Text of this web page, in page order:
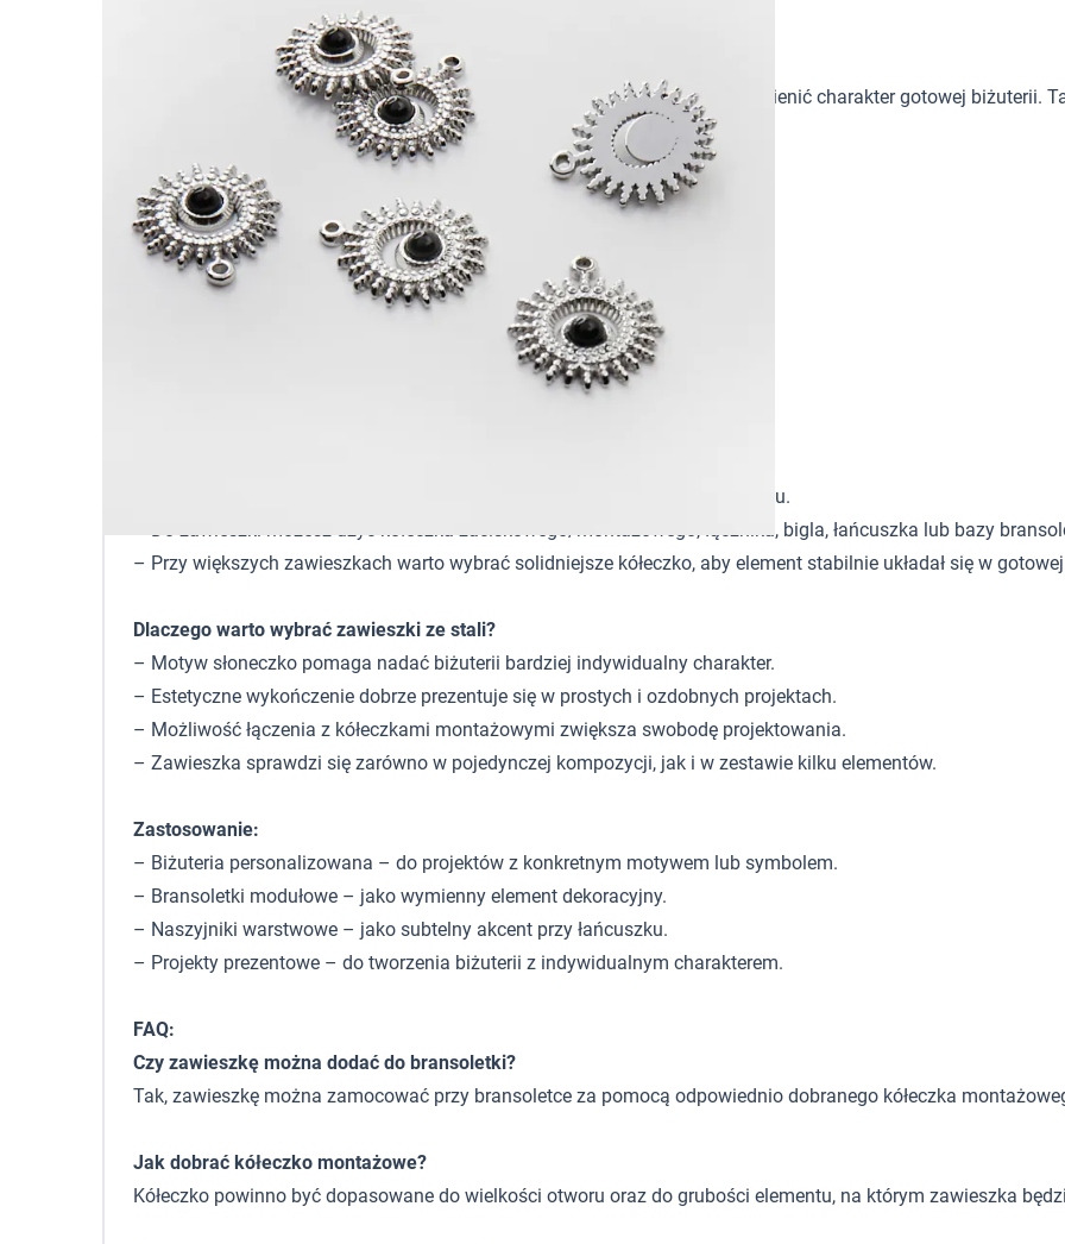
Zawieszka ze stali słoneczko z onyksem 20,5mm
Zawieszka ze stali chirurgicznej to niewielki element, który potrafi mocno zmienić charakter gotowej biżuterii.
naszyjniku, bransoletce lub kolczykach.
Charakterystyka:
Rodzaj:zawieszka
Materiał:stal chirurgiczna 316L
czarny, srebrny
– Otwór 1 mm pozwala dobrać kółeczko montażowe odpowiednie do projektu.
– Do zawieszki możesz użyć kółeczka zaciskowego/montażowego, łącznika, bigla, łańcuszka lub bazy
– Przy większych zawieszkach warto wybrać solidniejsze kółeczko, aby element stabilnie układał się w
Dlaczego warto wybrać zawieszki ze stali?
– Motyw słoneczko pomaga nadać biżuterii bardziej indywidualny charakter.
– Estetyczne wykończenie dobrze prezentuje się w prostych i ozdobnych projektach.
– Możliwość łączenia z kółeczkami montażowymi zwiększa swobodę projektowania.
– Zawieszka sprawdzi się zarówno w pojedynczej kompozycji, jak i w zestawie kilku elementów.
Zastosowanie:
– Biżuteria personalizowana – do projektów z konkretnym motywem lub symbolem.
– Bransoletki modułowe – jako wymienny element dekoracyjny.
– Naszyjniki warstwowe – jako subtelny akcent przy łańcuszku.
– Projekty prezentowe – do tworzenia biżuterii z indywidualnym charakterem.
FAQ:
Czy zawieszkę można dodać do bransoletki?
Tak, zawieszkę można zamocować przy bransoletce za pomocą odpowiednio dobranego kółeczka
Jak dobrać kółeczko montażowe?
Kółeczko powinno być dopasowane do wielkości otworu oraz do grubości elementu, na którym zawieszka